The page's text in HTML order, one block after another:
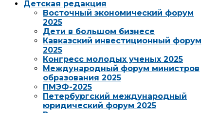
Детская редакция
Восточный экономический форум
2025
Дети в большом бизнесе
Кавказский инвестиционный форум
2025
Конгресс молодых ученых 2025
Международный форум министров
образования 2025
ПМЭФ-2025
Петербургский международный
юридический форум 2025